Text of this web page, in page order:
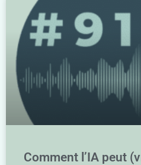
Comment l’IA peut